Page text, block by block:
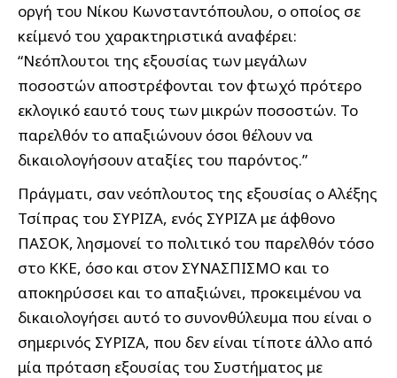
οργή του Νίκου Κωνσταντόπουλου, ο οποίος σε
κείμενό του χαρακτηριστικά αναφέρει:
“Νεόπλουτοι της εξουσίας των μεγάλων
ποσοστών αποστρέφονται τον φτωχό πρότερο
εκλογικό εαυτό τους των μικρών ποσοστών. Το
παρελθόν το απαξιώνουν όσοι θέλουν να
δικαιολογήσουν αταξίες του παρόντος.”
Πράγματι, σαν νεόπλουτος της εξουσίας ο Αλέξης
Τσίπρας του ΣΥΡΙΖΑ, ενός ΣΥΡΙΖΑ με άφθονο
ΠΑΣΟΚ, λησμονεί το πολιτικό του παρελθόν τόσο
στο ΚΚΕ, όσο και στον ΣΥΝΑΣΠΙΣΜΟ και το
αποκηρύσσει και το απαξιώνει, προκειμένου να
δικαιολογήσει αυτό το συνονθύλευμα που είναι ο
σημερινός ΣΥΡΙΖΑ, που δεν είναι τίποτε άλλο από
μία πρόταση εξουσίας του Συστήματος με